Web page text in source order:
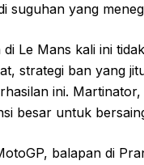
suguhan yang
Le Mans kali ini
strategi ban yang
ini.
besar untuk
balapan di